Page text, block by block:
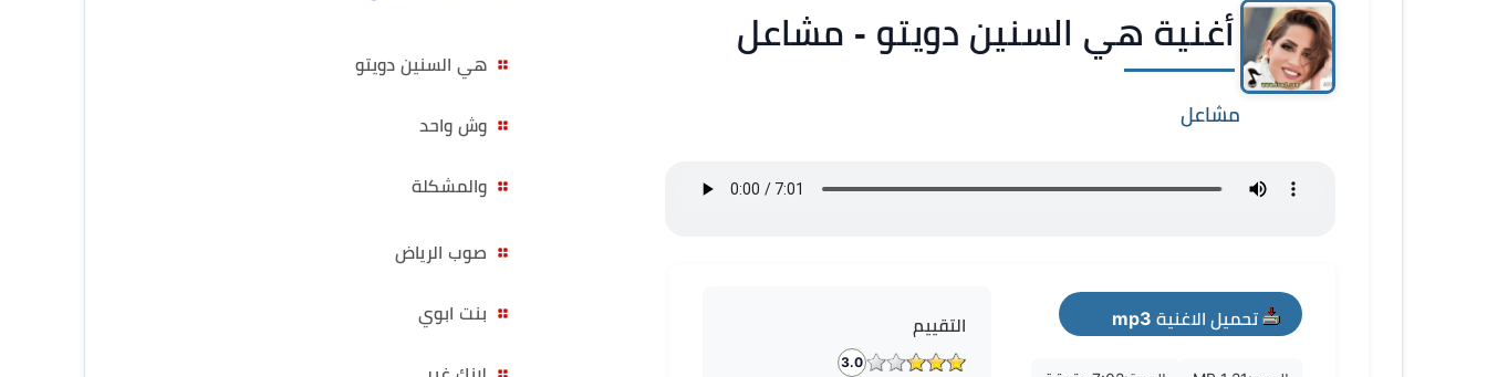
أغنية هي السنين دويتو - مشاعل
مشاعل
تحميل الاغنية mp3 التقييم
3.0
هي السنين دويتو
وش واحد
والمشكلة
صوب الرياض
بنت ابوي